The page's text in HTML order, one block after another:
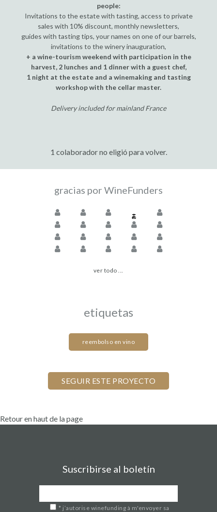
people:
Invitations to the estate with tasting, access to private
sales with 10% discount, monthly newsletters,
guides with tasting tips, your names on one of our barrels,
invitations to the winery inauguration,
+ a wine-tourism weekend with participation in the
harvest, 2 lunches and 1 dinner with a guest chef,
1 night at the estate and a winemaking and tasting
workshop with the cellar master.
Delivery included for mainland France
1 colaborador no eligió para volver.
gracias por WineFunders
ver todo ...
etiquetas
reembolso en vino
Retour en haut de la page
Suscribirse al boletín
* j’autorise winefunding à m'envoyer sa